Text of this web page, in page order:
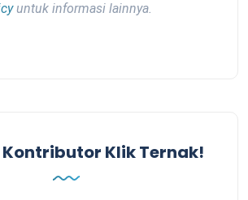
untuk informasi lainnya.
Klik Ternak!